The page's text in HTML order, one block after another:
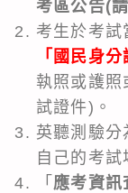
考區公告(
考生於考試
「國民身分
執照或護照
試證件)。
英聽測驗分
自己的考試
「 應考資訊